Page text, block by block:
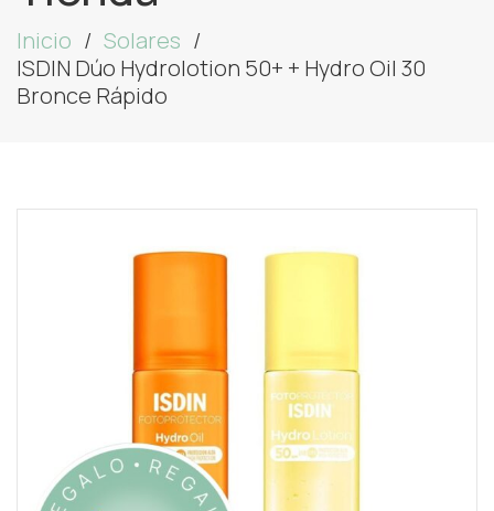
Inicio
Solares
ISDIN Dúo Hydrolotion 50+ + Hydro Oil 30
Bronce Rápido